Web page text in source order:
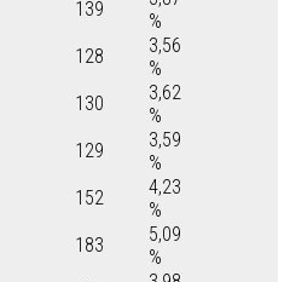
139
%
128
3,56
%
130
3,62
%
129
3,59
%
152
4,23
%
183
5,09
%